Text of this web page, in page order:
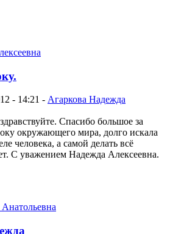
- 14:21 - Агаркова Надежда
Спасибо большое за
окружающего мира, долго искала
человека, а самой делать всё
С уважением Надежда Алексеевна.